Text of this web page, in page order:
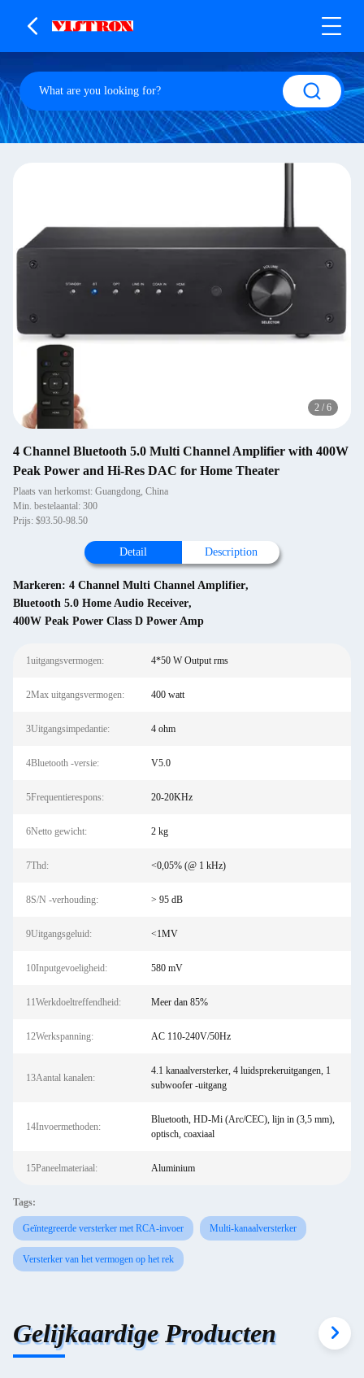
2 / 6
4 Channel Bluetooth 5.0 Multi Channel Amplifier with 400W
Peak Power and Hi-Res DAC for Home Theater
Plaats van herkomst: Guangdong, China
Min. bestelaantal: 300
Prijs: $93.50-98.50
Detail Description
Markeren: 4 Channel Multi Channel Amplifier,
Bluetooth 5.0 Home Audio Receiver,
400W Peak Power Class D Power Amp
1uitgangsvermogen: 4*50 W Output rms
2Max uitgangsvermogen: 400 watt
3Uitgangsimpedantie: 4 ohm
4Bluetooth -versie: V5.0
5Frequentierespons: 20-20KHz
6Netto gewicht: 2 kg
7Thd: <0,05% (@ 1 kHz)
8S/N -verhouding: > 95 dB
9Uitgangsgeluid: <1MV
10Inputgevoeligheid: 580 mV
11Werkdoeltreffendheid: Meer dan 85%
12Werkspanning: AC 110-240V/50Hz
13Aantal kanalen:
4.1 kanaalversterker, 4 luidsprekeruitgangen, 1
subwoofer -uitgang
14Invoermethoden:
Bluetooth, HD-Mi (Arc/CEC), lijn in (3,5 mm),
optisch, coaxiaal
15Paneelmateriaal: Aluminium
Tags:
Geïntegreerde versterker met RCA-invoer Multi-kanaalversterker
Versterker van het vermogen op het rek
Gelijkaardige Producten